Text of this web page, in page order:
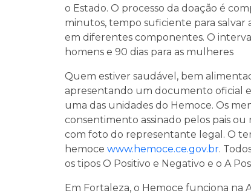
o Estado. O processo da doação é
minutos, tempo suficiente para salvar
em diferentes componentes. O
homens e 90 dias para as mulheres
Quem estiver saudável, bem
apresentando um documento oficial
uma das unidades do Hemoce. Os
consentimento assinado pelos pais
com foto do representante legal. O
hemoce www.hemoce.ce.gov.br.
os tipos O Positivo e Negativo e o A
Em Fortaleza, o Hemoce funciona na